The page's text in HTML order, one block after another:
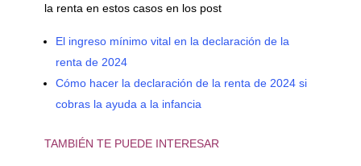
la renta en estos casos en los post
El ingreso mínimo vital en la declaración de la
renta de 2024
Cómo hacer la declaración de la renta de 2024 si
cobras la ayuda a la infancia
TAMBIÉN TE PUEDE INTERESAR